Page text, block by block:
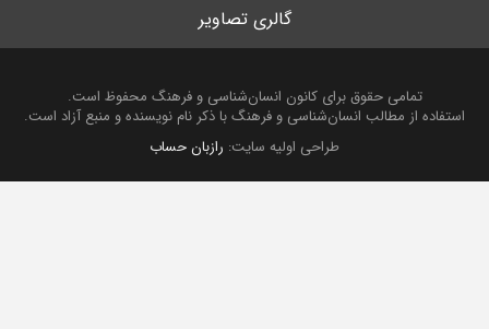
گالری تصاویر
تمامی حقوق برای کانون انسان‌شناسی و فرهنگ محفوظ است.
استفاده از مطالب انسان‌شناسی و فرهنگ با ذکر نام نویسنده و منبع آزاد است.
طراحی اولیه سایت:رازبان حساب